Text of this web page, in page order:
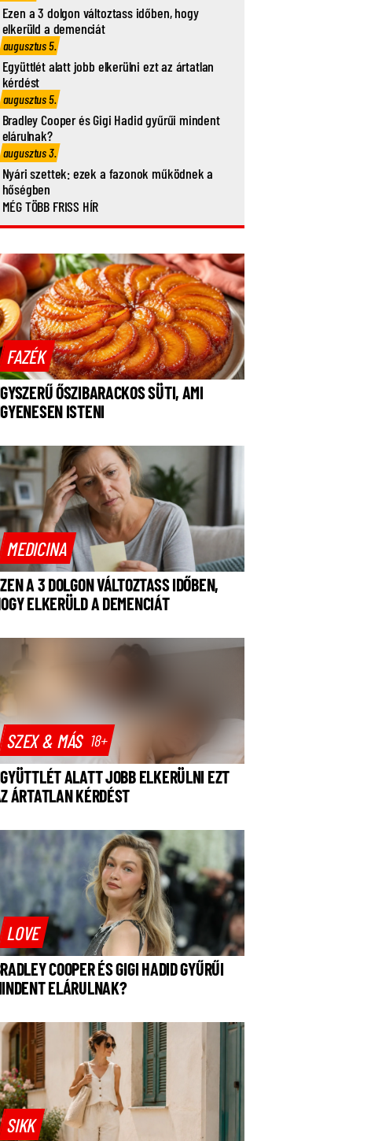
Ezen a 3 dolgon változtass időben, hogy
elkerüld a demenciát
augusztus 5.
Együttlét alatt jobb elkerülni ezt az ártatlan
kérdést
augusztus 5.
Bradley Cooper és Gigi Hadid gyűrűi mindent
elárulnak?
augusztus 3.
Nyári szettek: ezek a fazonok működnek a
hőségben
MÉG TÖBB FRISS HÍR
FAZÉK
ŐSZIBARACKOS SÜTI, AMI
ISTENI
MEDICINA
A 3 DOLGON VÁLTOZTASS IDŐBEN,
ELKERÜLD A DEMENCIÁT
SZEX & MÁS 18+
ALATT JOBB ELKERÜLNI EZT
ÁRTATLAN KÉRDÉST
LOVE
COOPER ÉS GIGI HADID GYŰRŰI
ELÁRULNAK?
SIKK